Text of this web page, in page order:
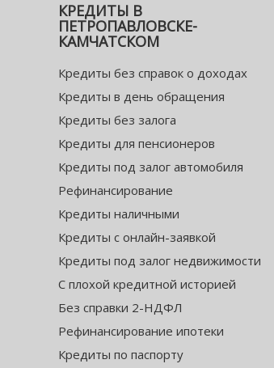
КРЕДИТЫ В
ПЕТРОПАВЛОВСКЕ-
КАМЧАТСКОМ
Кредиты без справок о доходах
Кредиты в день обращения
Кредиты без залога
Кредиты для пенсионеров
Кредиты под залог автомобиля
Рефинансирование
Кредиты наличными
Кредиты с онлайн-заявкой
Кредиты под залог недвижимости
С плохой кредитной историей
Без справки 2-НДФЛ
Рефинансирование ипотеки
Кредиты по паспорту